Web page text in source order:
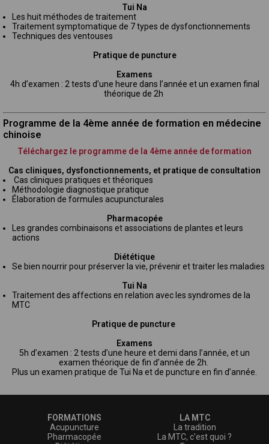
Tui Na
Les huit méthodes de traitement
Traitement symptomatique de 7 types de dysfonctionnements
Techniques des ventouses
Pratique de puncture
Examens
4h d’examen : 2 tests d’une heure dans l’année et un examen final
théorique de 2h
Programme de la 4ème année de formation en médecine
chinoise
Téléchargez le programme de la 4ème année de formation
Cas cliniques, dysfonctionnements, et pratique de consultation
Cas cliniques pratiques et théoriques
Méthodologie diagnostique pratique
Élaboration de formules acupuncturales
Pharmacopée
Les grandes combinaisons et associations de plantes et leurs
actions
Diététique
Se bien nourrir pour préserver la vie, prévenir et traiter les maladies
Tui Na
Traitement des affections en relation avec les syndromes de la
MTC
Pratique de puncture
Examens
5h d’examen : 2 tests d’une heure et demi dans l’année, et un
examen théorique de fin d’année de 2h.
Plus un examen pratique de Tui Na et de puncture en fin d’année.
FORMATIONS
Acupuncture
Pharmacopée
LA MTC
La tradition
La MTC, c'est quoi ?